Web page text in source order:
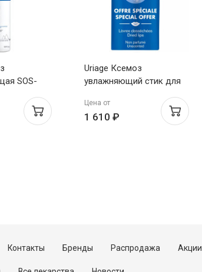
SOS-
Uriage Ксемоз
увлажняющий стик для
Цена от
1 610 ₽
Контакты Бренды Распродажа Акции